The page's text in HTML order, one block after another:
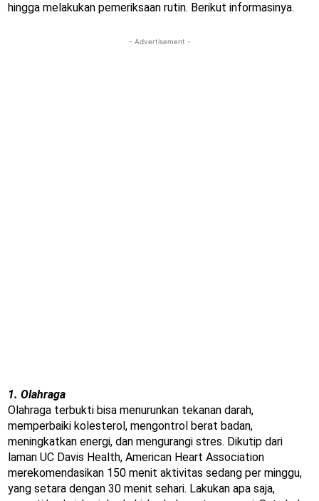
hingga melakukan pemeriksaan rutin. Berikut informasinya.
- Advertisement -
1. Olahraga
Olahraga terbukti bisa menurunkan tekanan darah,
memperbaiki kolesterol, mengontrol berat badan,
meningkatkan energi, dan mengurangi stres. Dikutip dari
laman UC Davis Health, American Heart Association
merekomendasikan 150 menit aktivitas sedang per minggu,
yang setara dengan 30 menit sehari. Lakukan apa saja,